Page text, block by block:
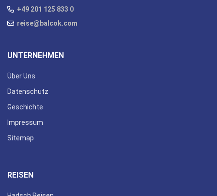
+49 201 125 833 0
reise@balcok.com
UNTERNEHMEN
Über Uns
Datenschutz
Geschichte
Impressum
Sitemap
REISEN